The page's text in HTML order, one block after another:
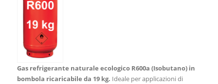
Gas refrigerante naturale ecologico R600a (Isobutano) in
bombola ricaricabile da 19 kg. Ideale per applicazioni di